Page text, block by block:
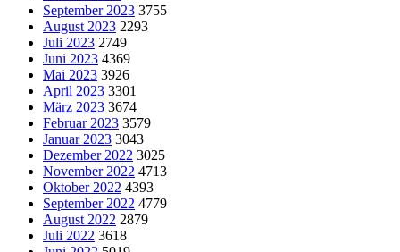
September 2023 3755
August 2023 2293
Juli 2023 2749
Juni 2023 4369
Mai 2023 3926
April 2023 3301
März 2023 3674
Februar 2023 3579
Januar 2023 3043
Dezember 2022 3025
November 2022 4713
Oktober 2022 4393
September 2022 4779
August 2022 2879
Juli 2022 3618